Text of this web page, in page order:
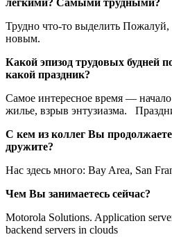
Трудно что-то выделить
новым.
Какой эпизод трудовых будней
какой праздник?
Самое интересное время —
жилье, взрыв энтузиазма.
С кем из коллег Вы
дружите?
Нас здесь много: Bay Area, San
Чем Вы занимаетесь сейчас?
Motorola Solutions. Application
backend servers in clouds